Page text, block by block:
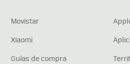
Movistar
Xiaomi
Guías de compra